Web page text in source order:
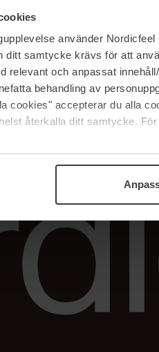
använder
ditt samtycke krävs för att
relevant och anpassat
behandling av
cookies" accepterar du alla
återkalla ditt samtycke.
Vår butik
Våra varumärken
Jobba hos oss
Samarbeta med
The Beauty Edit